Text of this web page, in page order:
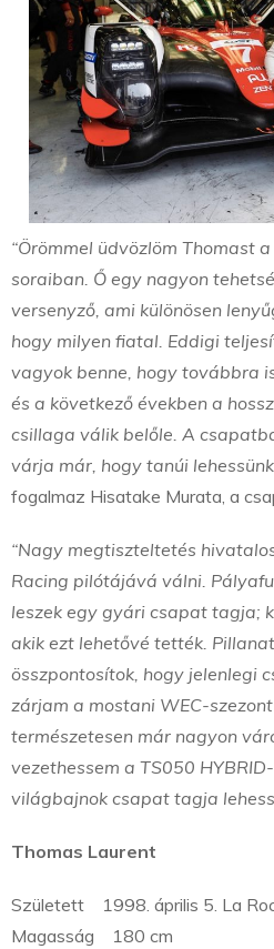
“Örömmel üdvözlöm Thomast a
soraiban. Ő egy nagyon
versenyző, ami különösen
hogy milyen fiatal. Eddigi
vagyok benne, hogy továbbra
és a következő években a
csillaga válik belőle. A
várja már, hogy tanúi
fogalmaz Hisatake Murata, a
“Nagy megtiszteltetés
Racing pilótájává válni.
leszek egy gyári csapat tagja;
akik ezt lehetővé tették.
összpontosítok, hogy jelenlegi
zárjam a mostani WEC-
természetesen már nagyon
vezethessem a TS050
világbajnok csapat tagja
Thomas Laurent
Született 1998. április 5. La
Magasság 180 cm